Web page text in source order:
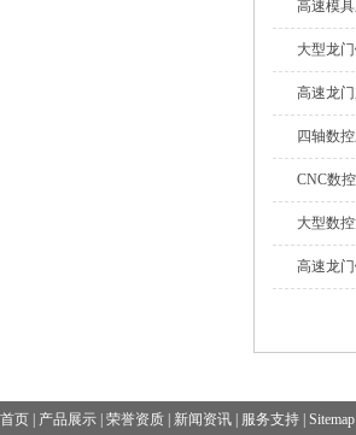
高速模
大型龙
高速龙
四轴数
CNC数
大型数
高速龙
首页 产品展示 荣誉资质 新闻资讯 服务支持 Sitemap